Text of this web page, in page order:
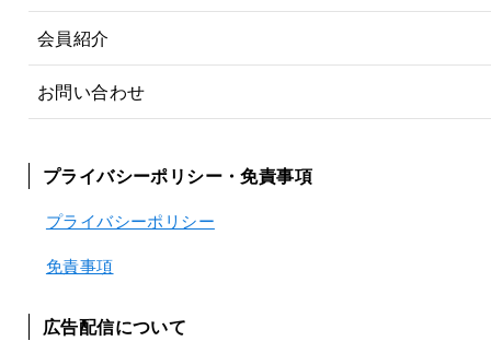
会員紹介
お問い合わせ
プライバシーポリシー・免責事項
プライバシーポリシー
免責事項
広告配信について